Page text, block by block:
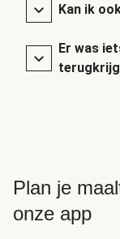
Kan ik
Er was
Plan je
onze app